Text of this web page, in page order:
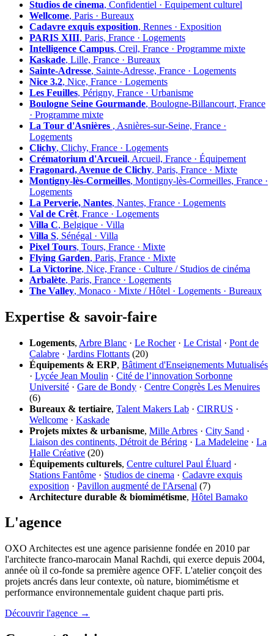
Studios de cinema, Confidentiel · Equipement culturel
Wellcome, Paris · Bureaux
Cadavre exquis exposition, Rennes · Exposition
PARIS XIII, Paris, France · Logements
Intelligence Campus, Creil, France · Programme mixte
Kaskade, Lille, France · Bureaux
Sainte-Adresse, Sainte-Adresse, France · Logements
Nice 3.2, Nice, France · Logements
Les Feuilles, Périgny, France · Urbanisme
Boulogne Seine Gourmande, Boulogne-Billancourt, France
· Programme mixte
La Tour d'Asnières , Asnières-sur-Seine, France ·
Logements
Clichy, Clichy, France · Logements
Crématorium d'Arcueil, Arcueil, France · Équipement
Fragonard, Avenue de Clichy, Paris, France · Mixte
Montigny-lès-Cormeilles, Montigny-lès-Cormeilles, France ·
Logements
La Perverie, Nantes, Nantes, France · Logements
Val de Crêt, France · Logements
Villa C, Belgique · Villa
Villa S, Sénégal · Villa
Pixel Tours, Tours, France · Mixte
Flying Garden, Paris, France · Mixte
La Victorine, Nice, France · Culture / Studios de cinéma
Arbalète, Paris, France · Logements
The Valley, Monaco · Mixte / Hôtel · Logements · Bureaux
Expertise & savoir-faire
Logements, Arbre Blanc · Le Rocher· Le Cristal · Pont de
Calabre · Jardins Flottants (20)
Équipements & ERP, Bâtiment d'Enseignements Mutualisés
· Lycée Jean Moulin · Cité de l’innovation Sorbonne
Université · Gare de Bondy · Centre Congrès Les Menuires
(6)
Bureaux & tertiaire, Talent Makers Lab · CIRRUS ·
Wellcome · Kaskade
Projets mixtes & urbanisme, Mille Arbres · City Sand ·
Liaison des continents, Détroit de Béring · La Madeleine · La
Halle Créative (20)
Équipements culturels, Centre culturel Paul Éluard ·
Stations Fantôme · Studios de cinema · Cadavre exquis
exposition · Pavillon augmenté de l'Arsenal (7)
Architecture durable & biomimétisme, Hôtel Bamako
L'agence
OXO Architectes est une agence parisienne fondée en 2010 par
l'architecte franco-marocain Manal Rachdi, qui exerce depuis 2004,
année où il co-fonde sa première agence OFF. L'atelier conçoit des
projets ancrés dans leur contexte, où nature, biomimétisme et
performance environnementale guident chaque parti pris.
Découvrir l'agence →